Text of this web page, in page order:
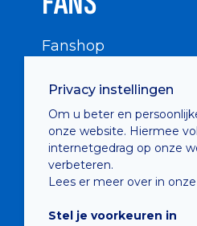
Privacy instellingen
Om u beter en
onze website. Hiermee
internetgedrag op onze
verbeteren.
Lees er meer over in onze
Stel je voorkeuren in
Fanshop
Supportersraad
Buffalo Kids Club
Supportersfederatie
Supportersclubs